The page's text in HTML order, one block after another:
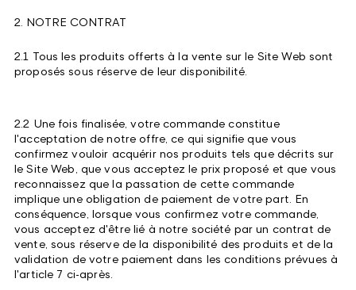
2. NOTRE CONTRAT
2.1 Tous les produits offerts à la vente sur le Site Web sont
proposés sous réserve de leur disponibilité.
2.2 Une fois finalisée, votre commande constitue
l'acceptation de notre offre, ce qui signifie que vous
confirmez vouloir acquérir nos produits tels que décrits sur
le Site Web, que vous acceptez le prix proposé et que vous
reconnaissez que la passation de cette commande
implique une obligation de paiement de votre part. En
conséquence, lorsque vous confirmez votre commande,
vous acceptez d'être lié à notre société par un contrat de
vente, sous réserve de la disponibilité des produits et de la
validation de votre paiement dans les conditions prévues à
l'article 7 ci-après.